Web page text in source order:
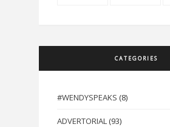
CATEGORIES
#WENDYSPEAKS (8)
ADVERTORIAL (93)